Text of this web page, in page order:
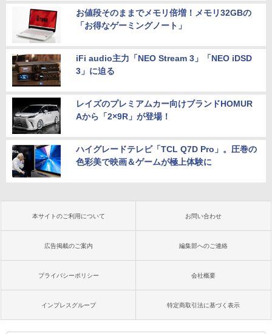
お値段そのままでメモリ倍増！メモリ32GBの
「お得なゲーミングノート」
iFi audio主力「NEO Stream 3」「NEO iDSD
3」に迫る
レイズのプレミアムカー向けブランドHOMUR
Aから「2×9R」が登場！
ハイグレードテレビ「TCL Q7D Pro」。圧巻の
色彩美で映画＆ゲームが極上体験に
本サイトのご利用について お問い合わせ
広告掲載のご案内 編集部へのご連絡
プライバシーポリシー 会社概要
インプレスグループ 特定商取引法に基づく表示